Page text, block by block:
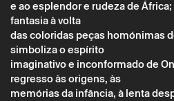
e ao esplendor e rudeza de
fantasia à volta
das coloridas peças homónimas
simboliza o espírito
imaginativo e inconformado de
regresso às origens, às
memórias da infância, à lenta
Sexta 13 janeiro→Música
EU VIM PARA VER A